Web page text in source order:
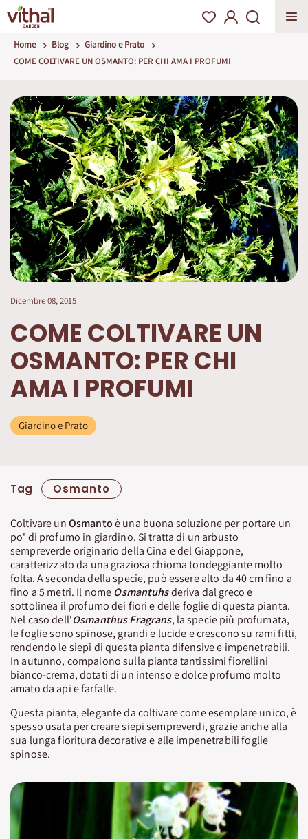
Home Blog
Giardino e Prato
COME COLTIVARE UN OSMANTO: PER CHI AMA I PROFUMI
Dicembre 08, 2015
COME COLTIVARE UN
OSMANTO: PER CHI
AMA I PROFUMI
Giardino e Prato
Tag Osmanto
Coltivare unOsmantoè una buona soluzione per portare un
po' di profumo in giardino. Si tratta di un arbusto
sempreverde originario della Cina e del Giappone,
caratterizzato da una graziosa chioma tondeggiante molto
folta. A seconda della specie, può essere alto da 40 cm fino a
fino a 5 metri. Il nomeOsmantuhsderiva dal greco e
sottolinea il profumo dei fiori e delle foglie di questa pianta.
Nel caso dell'Osmanthus Fragrans, la specie più profumata,
le foglie sono spinose, grandi e lucide e crescono su rami fitti,
rendendo le siepi di questa pianta difensive e impenetrabili.
In autunno, compaiono sulla pianta tantissimi fiorellini
bianco-crema, dotati di un intenso e dolce profumo molto
amato da api e farfalle.
Questa pianta, elegante da coltivare come esemplare unico, è
spesso usata per creare siepi sempreverdi, grazie anche alla
sua lunga fioritura decorativa e alle impenetrabili foglie
spinose.